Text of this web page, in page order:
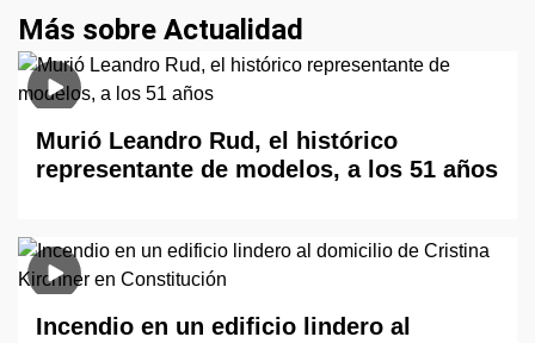
Más sobre Actualidad
Murió Leandro Rud, el histórico
representante de modelos, a los 51 años
Incendio en un edificio lindero al